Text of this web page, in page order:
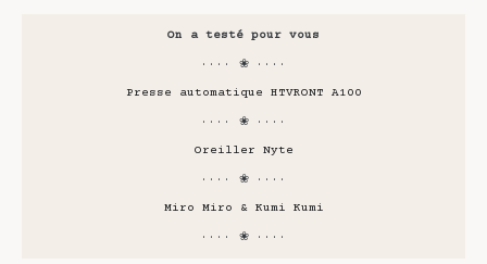
On a testé pour vous
···· ❀ ····
Presse automatique HTVRONT A100
···· ❀ ····
Oreiller Nyte
···· ❀ ····
Miro Miro & Kumi Kumi
···· ❀ ····